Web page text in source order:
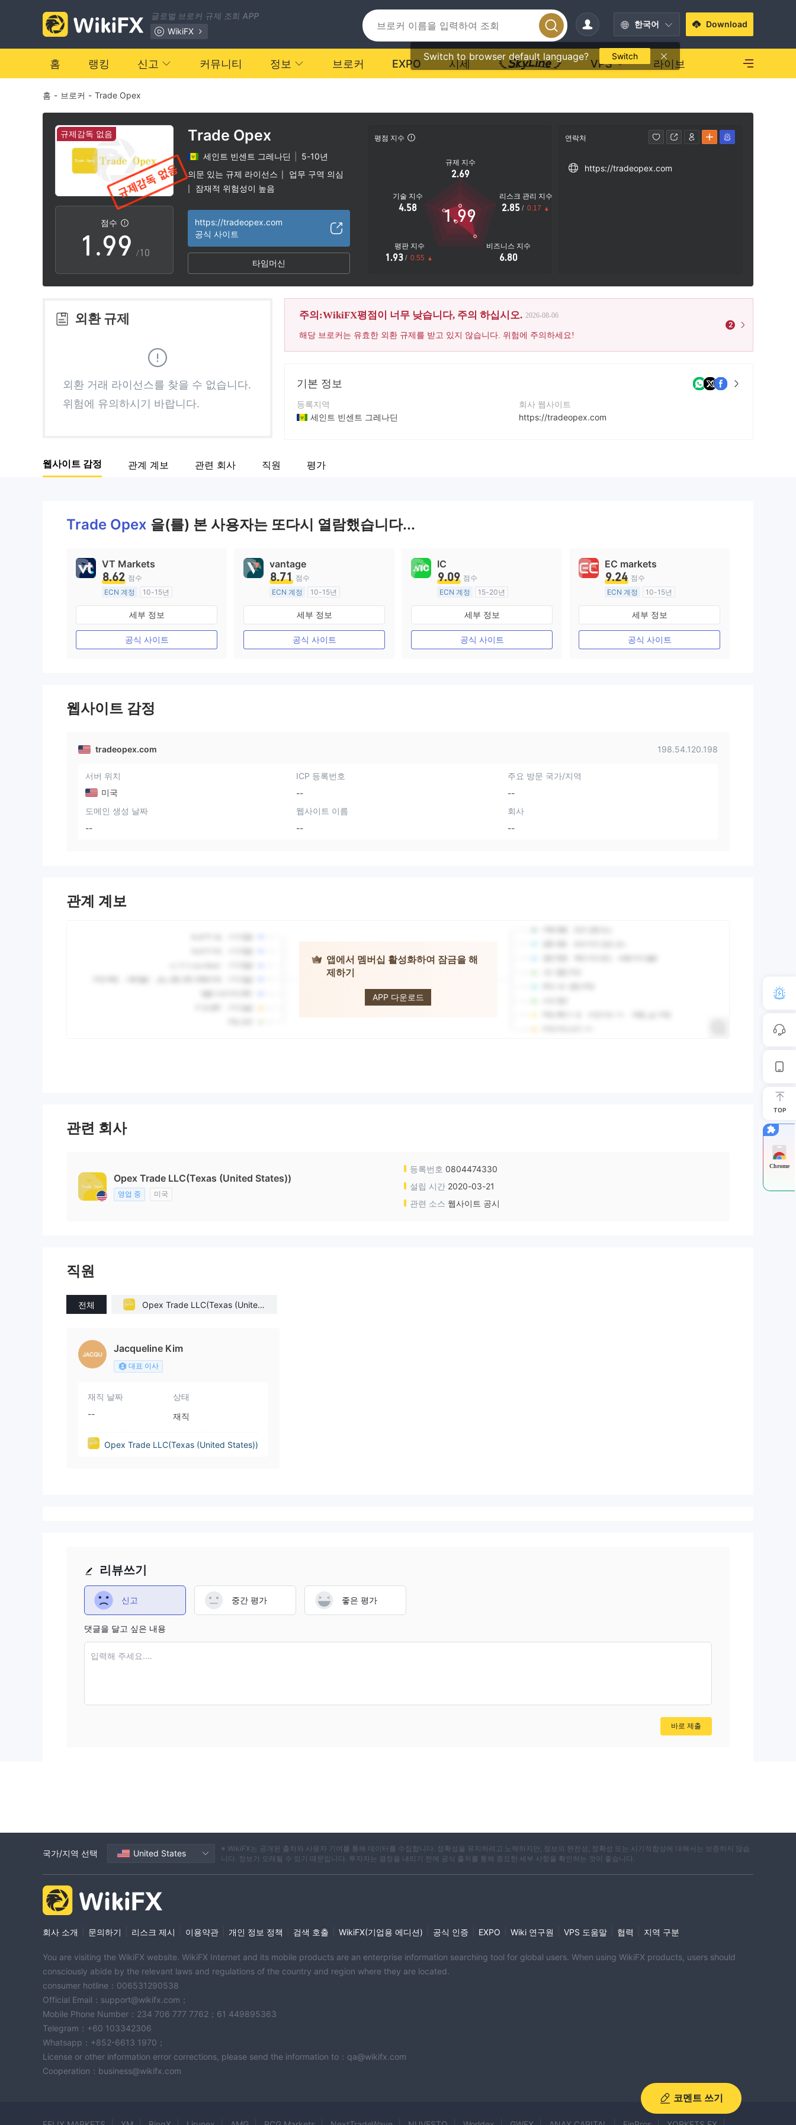
글로벌 브로커 규제 조회 APP
WikiFX
한국어
Switch to browser default language? Switch
Download
홈 랭킹 신고 커뮤니티 정보 브로커 EXPO 시세 VPS 라이브
홈 - 브로커 - Trade Opex
규제감독 없음
점수
0
1
2
3
5
6
7
8
9
.
3
4
5
6
7
8
9
3
4
5
7
8
9 /10
Trade Opex
세인트 빈센트 그레나딘
5-10년
의문 있는 규제 라이선스
업무 구역 의심
잠재적 위험성이 높음
https://tradeopex.com
공식 사이트
타임머신
평점 지수
규제 지수
2.69
기술 지수
4.58
평판 지수
1.93 / 0.55
비즈니스 지수
6.80
리스크 관리 지수
2.85 / 0.17
1.99
연락처
https://tradeopex.com
외환 규제
외환 거래 라이선스를 찾을 수 없습니다.
위험에 유의하시기 바랍니다.
주의:WikiFX평점이 너무 낮습니다, 주의 하십시오. 2026-08-06
해당 브로커는 유효한 외환 규제를 받고 있지 않습니다. 위험에 주의하세요!
2
기본 정보
등록지역
세인트 빈센트 그레나딘
회사 전체 이름
회사 웹사이트
https://tradeopex.com
웹사이트 감정 관계 계보 관련 회사 직원 평가
Trade Opex 을(를) 본 사용자는 또다시 열람했습니다...
VT Markets
8.62 점수
ECN 계정
10-15년
호주 규제
외환 거래 라이선스 (MM)
마스터 레이블 MT4
세부 정보
공식 사이트
vantage
8.71 점수
ECN 계정
10-15년
호주 규제
외환 거래 라이선스 (MM)
마스터 레이블 MT4
세부 정보
공식 사이트
IC
9.09 점수
ECN 계정
15-20년
호주 규제
외환 거래 라이선스 (MM)
마스터 레이블 MT4
세부 정보
공식 사이트
EC markets
9.24 점수
ECN 계정
10-15년
호주 규제
외환 거래 라이선스 (MM)
마스터 레이블 MT4
세부 정보
공식 사이트
웹사이트 감정
tradeopex.com 198.54.120.198
서버 위치
미국
ICP 등록번호
--
주요 방문 국가/지역
--
도메인 생성 날짜
--
웹사이트 이름
--
회사
--
관계 계보
앱에서 멤버십 활성화하여 잠금을 해
제하기
APP 다운로드
관련 회사
Opex Trade LLC(Texas (United States))
영업 중 미국
등록번호 0804474330
설립 시간 2020-03-21
관련 소스 웹사이트 공시
직원
전체
Opex Trade LLC(Texas (United
Jacqueline Kim
대표 이사
재직 날짜
--
상태
재직
Opex Trade LLC(Texas (United States))
리뷰쓰기
신고 중간 평가 좋은 평가
댓글을 달고 싶은 내용
입력해 주세요....
바로 제출
코멘트 쓰기
TOP
Chrome
국가/지역 선택 United States
※ WikiFX는 공개된 출처와 사용자 기여를 통해 데이터를 수집합니다. 정확성을 유지하려고 노력하지만, 정보의 완전성, 정확성 또는 시기적합성에 대해서는 보증하지 않습
니다. 정보가 오래될 수 있기 때문입니다. 투자자는 결정을 내리기 전에 공식 출처를 통해 중요한 세부 사항을 확인하는 것이 좋습니다.
회사 소개 문의하기 리스크 제시 이용약관 개인 정보 정책 검색 호출 WikiFX(기업용 에디션) 공식 인증 EXPO Wiki 연구원 VPS 도움말 협력 지역 구분
You are visiting the WikiFX website. WikiFX Internet and its mobile products are an enterprise information searching tool for global users. When using WikiFX products, users should
consciously abide by the relevant laws and regulations of the country and region where they are located.
consumer hotline：006531290538
Official Email：support@wikifx.com；
Mobile Phone Number：234 706 777 7762；61 449895363
Telegram：+60 103342306
Whatsapp：+852-6613 1970；
License or other information error corrections, please send the information to：qa@wikifx.com
Cooperation：business@wikifx.com